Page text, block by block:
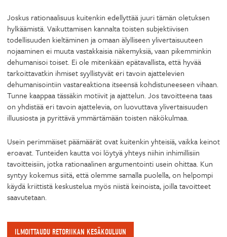
Joskus rationaalisuus kuitenkin edellyttää juuri tämän oletuksen
hylkäämistä. Vaikuttamisen kannalta toisten subjektiivisen
todellisuuden kieltäminen ja omaan älylliseen ylivertaisuuteen
nojaaminen ei muuta vastakkaisia näkemyksiä, vaan pikemminkin
dehumanisoi toiset. Ei ole mitenkään epätavallista, että hyvää
tarkoittavatkin ihmiset syyllistyvät eri tavoin ajattelevien
dehumanisointiin vastareaktiona itseensä kohdistuneeseen vihaan.
Tunne kaappaa tässäkin motiivit ja ajattelun. Jos tavoitteena taas
on yhdistää eri tavoin ajattelevia, on luovuttava ylivertaisuuden
illuusiosta ja pyrittävä ymmärtämään toisten näkökulmaa.
Usein perimmäiset päämäärät ovat kuitenkin yhteisiä, vaikka keinot
eroavat. Tunteiden kautta voi löytyä yhteys niihin inhimillisiin
tavoitteisiin, jotka rationaalinen argumentointi usein ohittaa. Kun
syntyy kokemus siitä, että olemme samalla puolella, on helpompi
käydä kriittistä keskustelua myös niistä keinoista, joilla tavoitteet
saavutetaan.
ILMOITTAUDU RETORIIKAN KESÄKOULUUN